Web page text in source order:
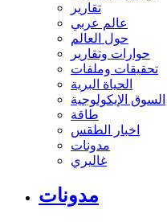
تقارير
عالم عربي
حول العالم
حوارات وتقارير
تحقيقات وملفات
الحياة البرية
السوق الإيكولوجية
طاقة
اخبار الطقس
مدونات
غاليري
مدونات